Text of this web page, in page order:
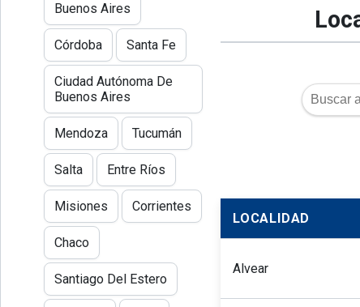
LOCALIDAD
Alvear
Buenos Aires
Córdoba Santa Fe
Ciudad Autónoma De
Buenos Aires
Mendoza Tucumán
Salta Entre Ríos
Misiones Corrientes
Chaco
Santiago Del Estero